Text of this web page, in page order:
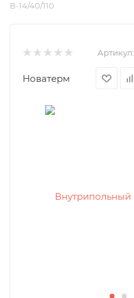
В-14/40/110
Артикул:
Новатерм